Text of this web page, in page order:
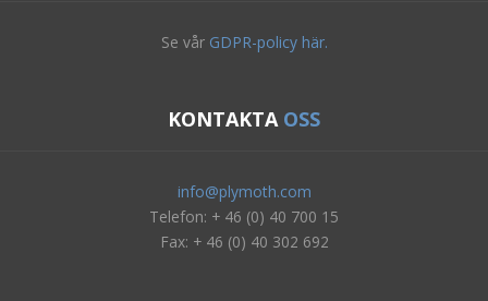
Se vår GDPR-policy här.
KONTAKTA OSS
info@plymoth.com
Telefon: + 46 (0) 40 700 15
Fax: + 46 (0) 40 302 692